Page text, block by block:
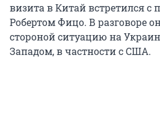
визита в Китай встретился с
Робертом Фицо. В разговоре
стороной ситуацию на
Западом, в частности с США.